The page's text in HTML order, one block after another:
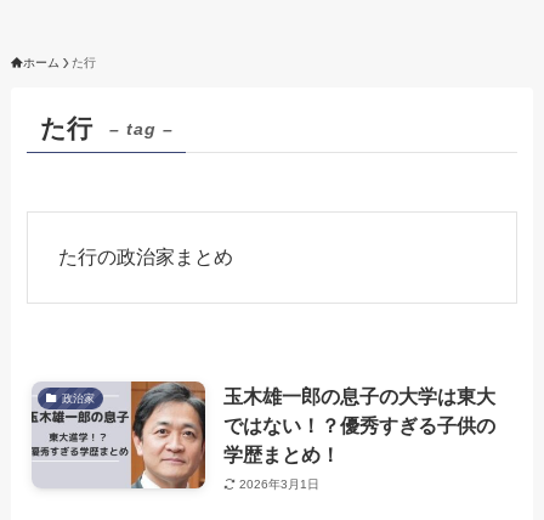
ホーム た行
た行 – tag –
た行の政治家まとめ
政治家
玉木雄一郎の息子の大学は東大
ではない！？優秀すぎる子供の
学歴まとめ！
2026年3月1日